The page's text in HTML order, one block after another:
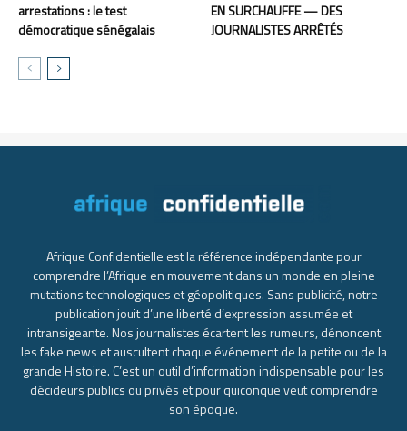
arrestations : le test
démocratique sénégalais
EN SURCHAUFFE — DES
JOURNALISTES ARRÊTÉS
Afrique Confidentielle est la référence indépendante pour
comprendre l’Afrique en mouvement dans un monde en pleine
mutations technologiques et géopolitiques. Sans publicité, notre
publication jouit d’une liberté d’expression assumée et
intransigeante. Nos journalistes écartent les rumeurs, dénoncent
les fake news et auscultent chaque événement de la petite ou de la
grande Histoire. C’est un outil d’information indispensable pour les
décideurs publics ou privés et pour quiconque veut comprendre
son époque.